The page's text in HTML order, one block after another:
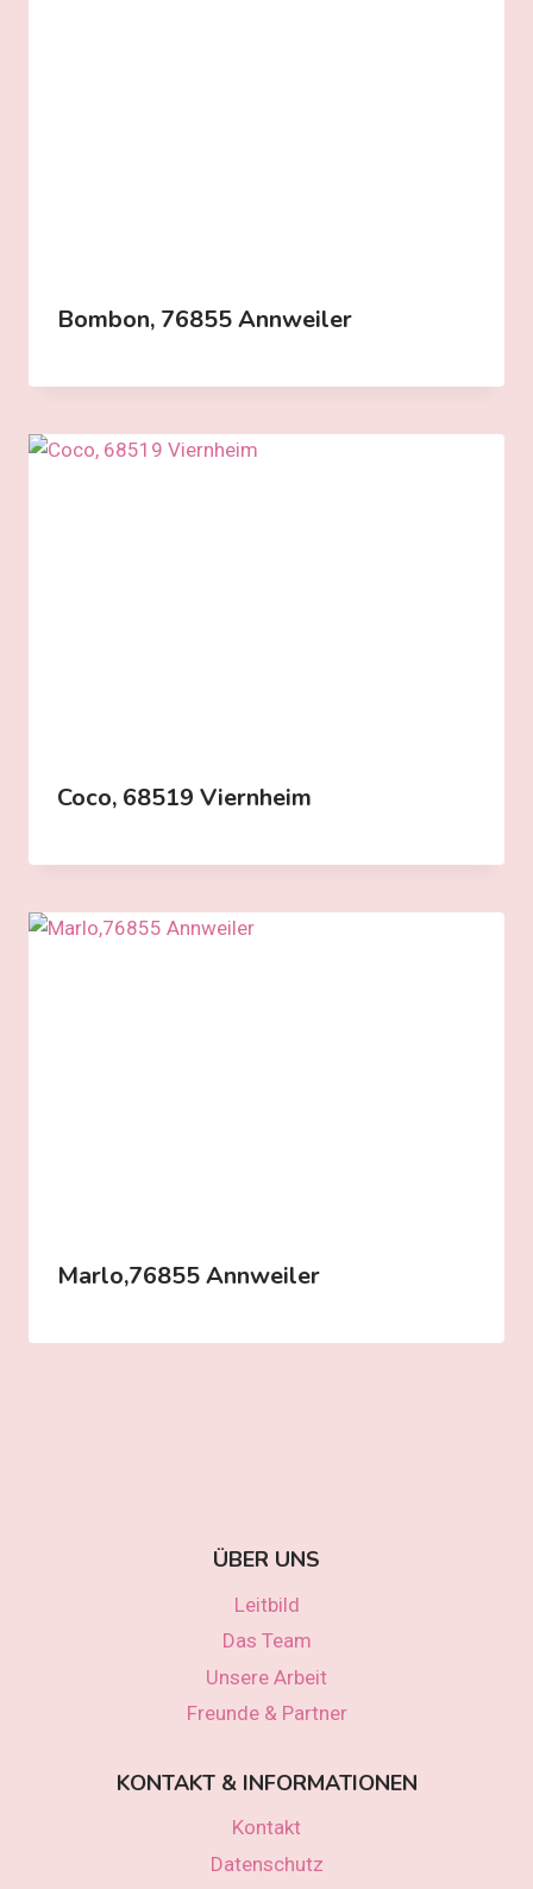
Bombon, 76855 Annweiler
Coco, 68519 Viernheim
Marlo,76855 Annweiler
ÜBER UNS
Leitbild
Das Team
Unsere Arbeit
Freunde & Partner
KONTAKT & INFORMATIONEN
Kontakt
Datenschutz